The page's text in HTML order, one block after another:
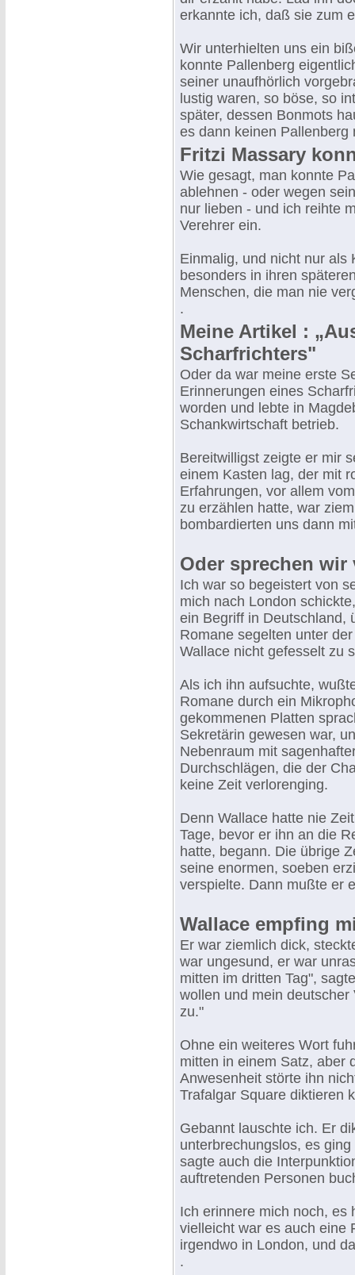
erkannte ich, daß sie zum
Wir unterhielten uns ein
konnte Pallenberg
seiner unaufhörlich
lustig waren, so böse, so
später, dessen Bonmots
es dann keinen Pallenberg
Fritzi Massary
Wie gesagt, man konnte
ablehnen - oder wegen
nur lieben - und ich reihte
Verehrer ein.
Einmalig, und nicht nur als
besonders in ihren
Menschen, die man nie
.
Meine Artikel :
Scharfrichters"
Oder da war meine erste
Erinnerungen eines
worden und lebte in
Schankwirtschaft betrieb.
Bereitwilligst zeigte er mir
einem Kasten lag, der mit
Erfahrungen, vor allem
zu erzählen hatte, war
bombardierten uns dann
Oder sprechen wir
Ich war so begeistert von
mich nach London
ein Begriff in Deutschland,
Romane segelten unter
Wallace nicht gefesselt zu
Als ich ihn aufsuchte,
Romane durch ein
gekommenen Platten
Sekretärin gewesen war,
Nebenraum mit
Durchschlägen, die der
keine Zeit verlorenging.
Denn Wallace hatte nie
Tage, bevor er ihn an die
hatte, begann. Die übrige
seine enormen, soeben
verspielte. Dann mußte er
Wallace empfing
Er war ziemlich dick,
war ungesund, er war
mitten im dritten Tag",
wollen und mein
zu."
Ohne ein weiteres Wort
mitten in einem Satz, aber
Anwesenheit störte ihn
Trafalgar Square diktieren
Gebannt lauschte ich. Er
unterbrechungslos, es
sagte auch die
auftretenden Personen
Ich erinnere mich noch, es
vielleicht war es auch eine
irgendwo in London, und
.